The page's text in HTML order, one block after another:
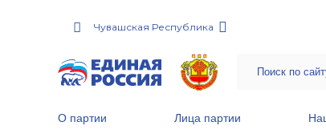
Чувашская Республика
О партии Лица партии